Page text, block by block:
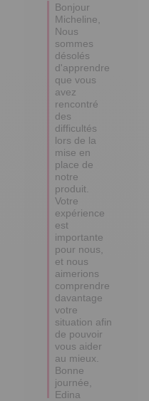
Bonjour
Micheline,
Nous
sommes
désolés
d'apprendre
que vous
avez
rencontré
des
difficultés
lors de la
mise en
place de
notre
produit.
Votre
expérience
est
importante
pour nous,
et nous
aimerions
comprendre
davantage
votre
situation afin
de pouvoir
vous aider
au mieux.
Bonne
journée,
Edina